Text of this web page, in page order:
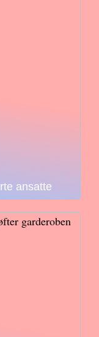
ansatte